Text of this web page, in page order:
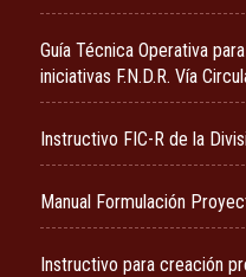
Guía Técnica Operativa
iniciativas F.N.D.R. Vía
Instructivo FIC-R de la
Manual Formulación
Instructivo para creación